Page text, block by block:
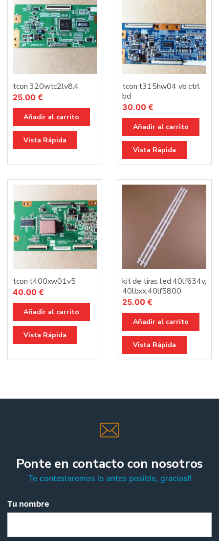
tcon 320wtc2lv8.4
25.00 €
Añadir al carrito
Vista Rápida
tcon t315hw04 vb ctrl
bd
30.00 €
Añadir al carrito
Vista Rápida
tcon t400xw01v5
40.00 €
Añadir al carrito
Vista Rápida
kit de tiras led 40lf634v,
40lbxx,40lf5800
25.00 €
Añadir al carrito
Vista Rápida
Ponte en contacto con nosotros
Te contestaremos lo antes posible, gracias!!
Tu nombre